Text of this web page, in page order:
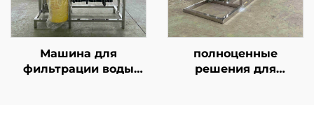
коммунального
водоснабжения
Машина для
фильтрации воды
полноценные
решения для